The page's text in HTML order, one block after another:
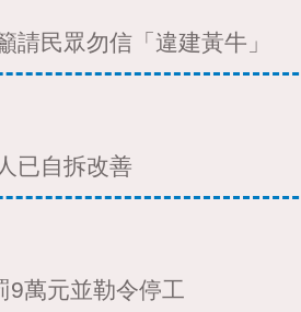
民眾勿信「違建黃牛」
已自拆改善
9萬元並勒令停工